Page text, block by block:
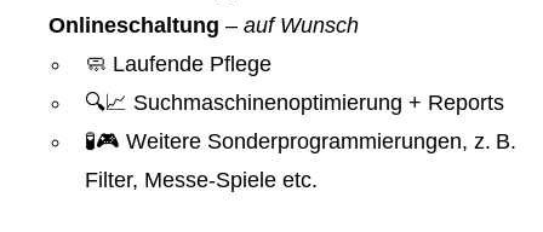
Onlineschaltung – auf Wunsch
🧼 Laufende Pflege
🔍📈 Suchmaschinenoptimierung + Reports
🧪🎮 Weitere Sonderprogrammierungen, z. B.
Filter, Messe-Spiele etc.